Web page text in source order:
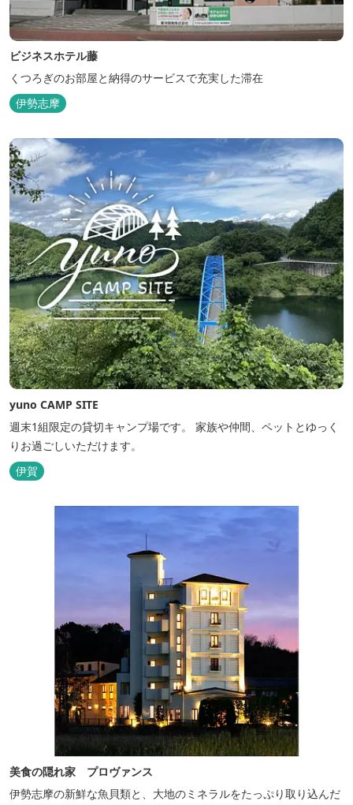
ビジネスホテル藤
くつろぎのお部屋と納得のサービスで充実した滞在
伊勢志摩
yuno CAMP SITE
週末1組限定の貸切キャンプ場です。 家族や仲間、ペットとゆっく
りお過ごしいただけます。
伊賀
美食の隠れ家 プロヴァンス
伊勢志摩の新鮮な魚貝類と、大地のミネラルをたっぷり取り込んだ